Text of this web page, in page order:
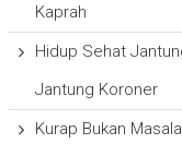
Kaprah
Hidup Sehat
Jantung Koroner
Kurap Bukan